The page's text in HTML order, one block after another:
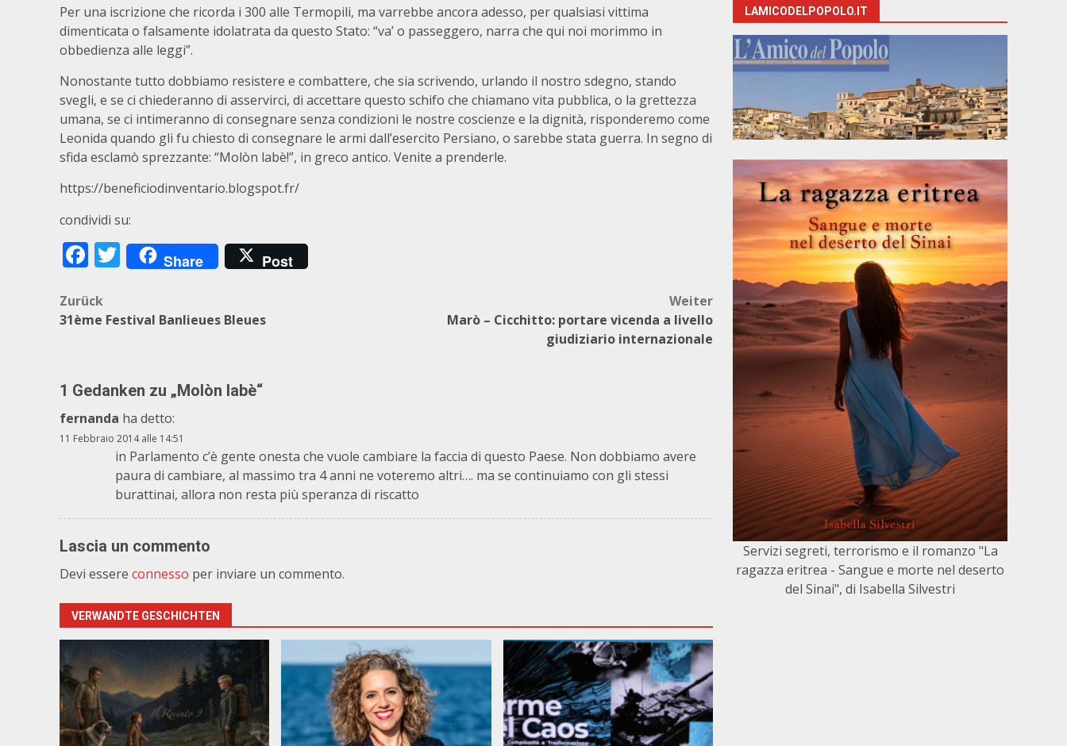
Per una iscrizione che ricorda i 300 alle Termopili, ma varrebbe ancora adesso, per qualsiasi vittima
dimenticata o falsamente idolatrata da questo Stato: “va’ o passeggero, narra che qui noi morimmo in
obbedienza alle leggi”.
Nonostante tutto dobbiamo resistere e combattere, che sia scrivendo, urlando il nostro sdegno, stando
svegli, e se ci chiederanno di asservirci, di accettare questo schifo che chiamano vita pubblica, o la grettezza
umana, se ci intimeranno di consegnare senza condizioni le nostre coscienze e la dignità, risponderemo come
Leonida quando gli fu chiesto di consegnare le armi dall’esercito Persiano, o sarebbe stata guerra. In segno di
sfida esclamò sprezzante: “Molòn labè!”, in greco antico. Venite a prenderle.
https://beneficiodinventario.blogspot.fr/
condividi su:
Facebook
Twitter
Share Post
Beitragsnavigation
Zurück
31ème Festival Banlieues Bleues
Weiter
Marò – Cicchitto: portare vicenda a livello
giudiziario internazionale
1 Gedanken zu „Molòn labè“
fernanda ha detto:
11 Febbraio 2014 alle 14:51
in Parlamento c’è gente onesta che vuole cambiare la faccia di questo Paese. Non dobbiamo avere
paura di cambiare, al massimo tra 4 anni ne voteremo altri…. ma se continuiamo con gli stessi
burattinai, allora non resta più speranza di riscatto
Lascia un commento
Devi essere connesso per inviare un commento.
VERWANDTE GESCHICHTEN
LAMICODELPOPOLO.IT
Servizi segreti, terrorismo e il romanzo "La
ragazza eritrea - Sangue e morte nel deserto
del Sinai", di Isabella Silvestri